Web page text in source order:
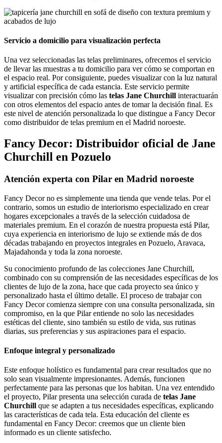
Servicio a domicilio para visualización perfecta
Una vez seleccionadas las telas preliminares, ofrecemos el servicio
de llevar las muestras a tu domicilio para ver cómo se comportan en
el espacio real. Por consiguiente, puedes visualizar con la luz natural
y artificial específica de cada estancia. Este servicio permite
visualizar con precisión cómo las telas Jane Churchill interactuarán
con otros elementos del espacio antes de tomar la decisión final. Es
este nivel de atención personalizada lo que distingue a Fancy Decor
como distribuidor de telas premium en el Madrid noroeste.
Fancy Decor: Distribuidor oficial de Jane
Churchill en Pozuelo
Atención experta con Pilar en Madrid noroeste
Fancy Decor no es simplemente una tienda que vende telas. Por el
contrario, somos un estudio de interiorismo especializado en crear
hogares excepcionales a través de la selección cuidadosa de
materiales premium. En el corazón de nuestra propuesta está Pilar,
cuya experiencia en interiorismo de lujo se extiende más de dos
décadas trabajando en proyectos integrales en Pozuelo, Aravaca,
Majadahonda y toda la zona noroeste.
Su conocimiento profundo de las colecciones Jane Churchill,
combinado con su comprensión de las necesidades específicas de los
clientes de lujo de la zona, hace que cada proyecto sea único y
personalizado hasta el último detalle. El proceso de trabajar con
Fancy Decor comienza siempre con una consulta personalizada, sin
compromiso, en la que Pilar entiende no solo las necesidades
estéticas del cliente, sino también su estilo de vida, sus rutinas
diarias, sus preferencias y sus aspiraciones para el espacio.
Enfoque integral y personalizado
Este enfoque holístico es fundamental para crear resultados que no
solo sean visualmente impresionantes. Además, funcionen
perfectamente para las personas que los habitan. Una vez entendido
el proyecto, Pilar presenta una selección curada de telas Jane
Churchill que se adapten a tus necesidades específicas, explicando
las características de cada tela. Esta educación del cliente es
fundamental en Fancy Decor: creemos que un cliente bien
informado es un cliente satisfecho.